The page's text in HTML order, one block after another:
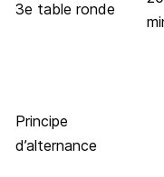
3e table ronde
Principe
d’alternance